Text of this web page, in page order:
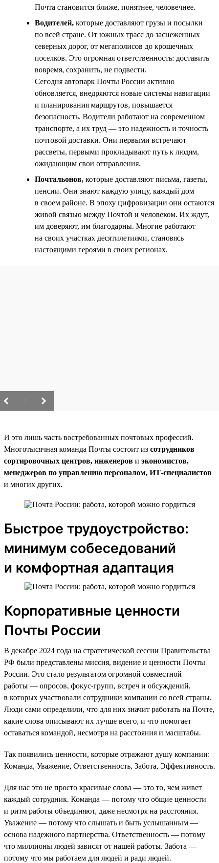
Почта становится ближе, понятнее, человечнее.
Водителей, которые доставляют грузы и посылки
по всей стране. От южных трасс до заснеженных
северных дорог, от мегаполисов до крошечных
поселков. Это огромная ответственность: доставить
вовремя, сохранить, не подвести.
Сегодня автопарк Почты России активно
обновляется, внедряются новые системы навигации
и планирования маршрутов, повышается
безопасность. Водители работают на современном
транспорте, а их труд — это надежность и точность
почтовой доставки. Они первыми встречают
рассветы, первыми прокладывают путь к людям,
ожидающим свои отправления.
Почтальонов, которые доставляют письма, газеты,
пенсии. Они знают каждую улицу, каждый дом
в своем районе. В эпоху цифровизации они остаются
живой связью между Почтой и человеком. Их ждут,
им доверяют, им благодарны. Многие работают
на своих участках десятилетиями, становясь
настоящими героями в своих регионах.
И это лишь часть востребованных почтовых профессий.
Многотысячная команда Почты состоит из сотрудников
сортировочных центров, инженеров и экономистов,
менеджеров по управлению персоналом, ИТ-специалистов
и многих других.
Быстрое трудоустройство:
минимум собеседований
и комфортная адаптация
Корпоративные ценности
Почты России
В декабре 2024 года на стратегической сессии Правительства
РФ были представлены миссия, видение и ценности Почты
России. Это стало результатом огромной совместной
работы — опросов, фокус-групп, встреч и обсуждений,
в которых участвовали сотрудники компании со всей страны.
Люди сами определили, что для них значит работать на Почте,
какие слова описывают их лучше всего, и что помогает
оставаться командой, несмотря на расстояния и масштабы.
Так появились ценности, которые отражают душу компании:
Команда, Уважение, Ответственность, Забота, Эффективность.
Для нас это не просто красивые слова — это то, чем живет
каждый сотрудник. Команда — потому что общие ценности
и ритм работы объединяют, даже несмотря на расстояния.
Уважение — потому что слышать и быть услышанным —
основа надежного партнерства. Ответственность — потому
что миллионы людей зависят от нашей работы. Забота —
потому что мы работаем для людей и ради людей.